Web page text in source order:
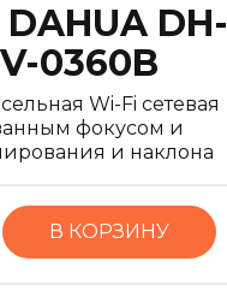
DH-
0360B
Wi-Fi сетевая
фокусом и
и наклона
В КОРЗИНУ